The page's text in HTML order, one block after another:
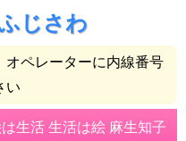
じさわ
オペレーターに内線番号
い
生活 生活は絵 麻生知子